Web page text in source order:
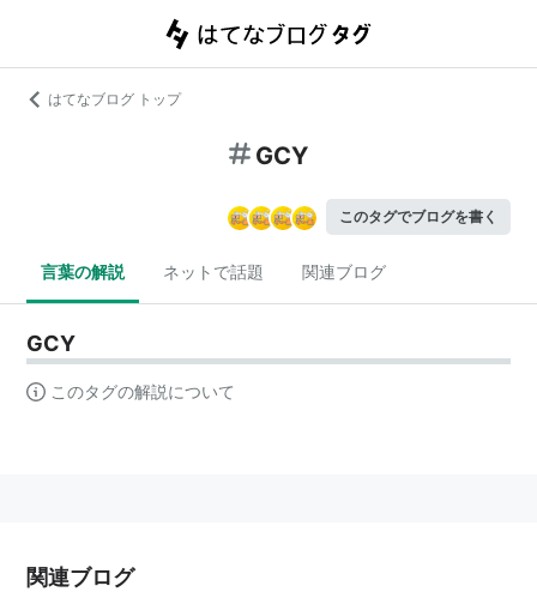
はてなブログ トップ
GCY
このタグでブログを書く
言葉の解説 ネットで話題 関連ブログ
GCY
このタグの解説について
関連ブログ